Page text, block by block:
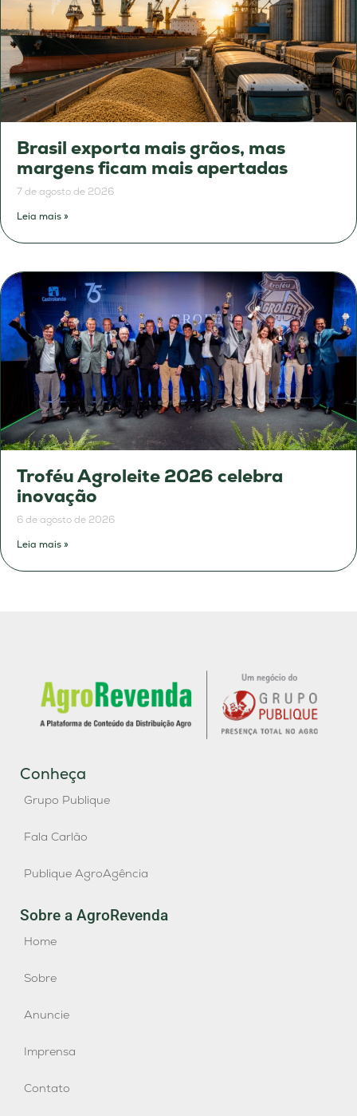
Brasil exporta mais grãos, mas
margens ficam mais apertadas
7 de agosto de 2026
Leia mais »
Troféu Agroleite 2026 celebra
inovação
6 de agosto de 2026
Leia mais »
Conheça
Grupo Publique
Fala Carlão
Publique AgroAgência
Sobre a AgroRevenda
Home
Sobre
Anuncie
Imprensa
Contato